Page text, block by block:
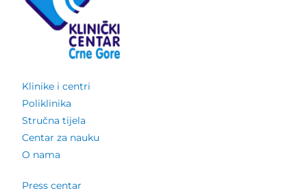
Klinike i centri
Poliklinika
Stručna tijela
Centar za nauku
O nama
Press centar